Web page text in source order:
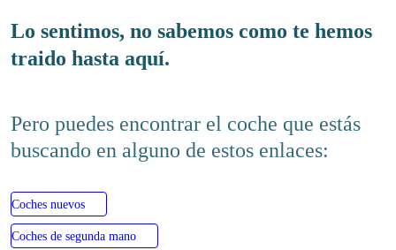
Lo sentimos, no sabemos como te
hemos traido hasta aquí.
Pero puedes encontrar el coche que
estás buscando en alguno de estos
Coches nuevos